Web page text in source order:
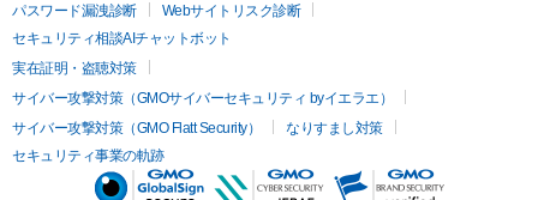
パスワード漏洩診断
Webサイトリスク診断
セキュリティ相談AIチャットボット
実在証明・盗聴対策
サイバー攻撃対策（GMOサイバーセキュリティ byイエラエ）
サイバー攻撃対策（GMO Flatt Security）
なりすまし対策
セキュリティ事業の軌跡